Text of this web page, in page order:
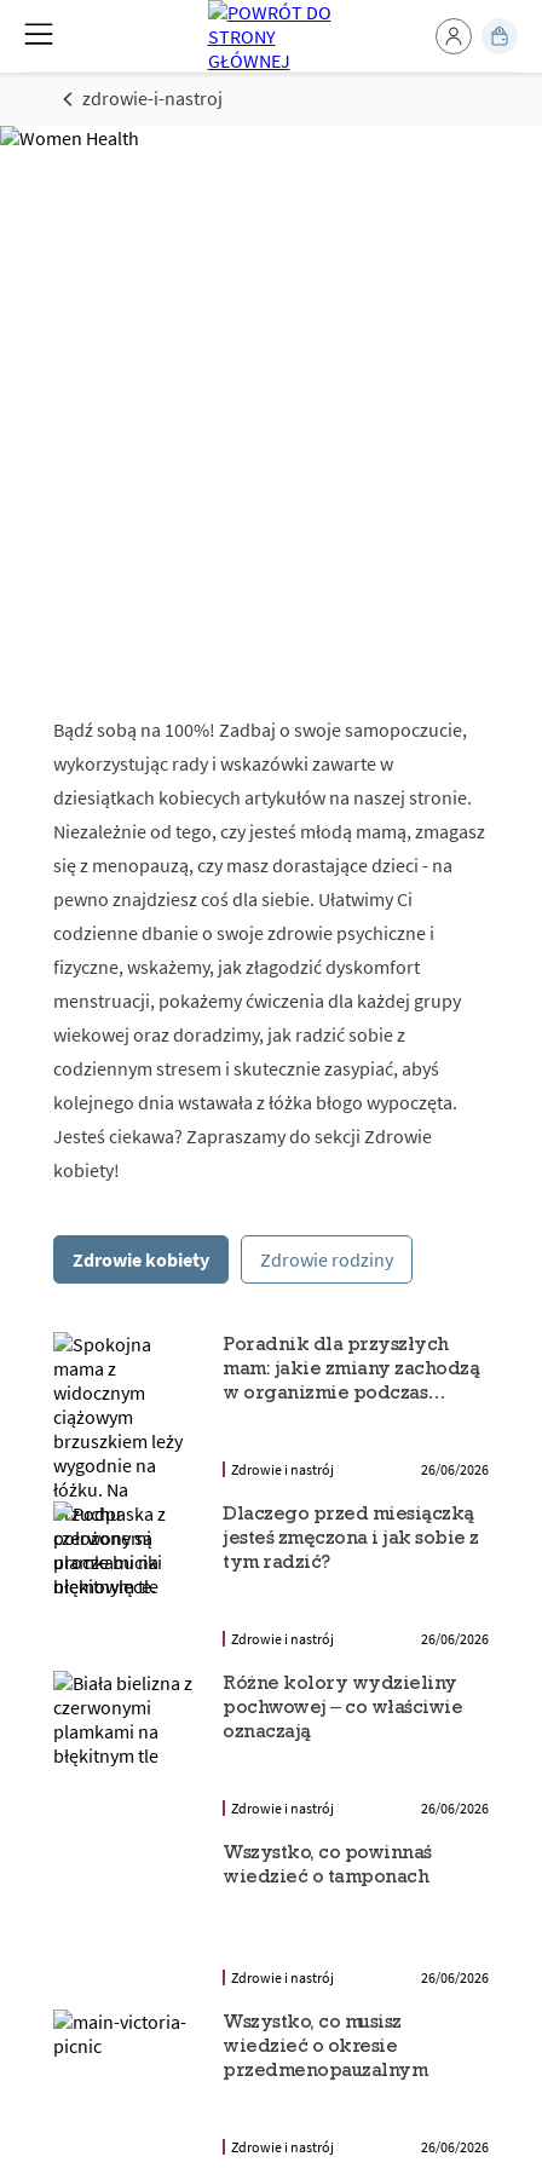
zdrowie-i-nastroj
Bądź sobą na 100%! Zadbaj o swoje samopoczucie,
wykorzystując rady i wskazówki zawarte w
dziesiątkach kobiecych artykułów na naszej stronie.
Niezależnie od tego, czy jesteś młodą mamą, zmagasz
się z menopauzą, czy masz dorastające dzieci - na
pewno znajdziesz coś dla siebie. Ułatwimy Ci
codzienne dbanie o swoje zdrowie psychiczne i
fizyczne, wskażemy, jak złagodzić dyskomfort
menstruacji, pokażemy ćwiczenia dla każdej grupy
wiekowej oraz doradzimy, jak radzić sobie z
codziennym stresem i skutecznie zasypiać, abyś
kolejnego dnia wstawała z łóżka błogo wypoczęta.
Jesteś ciekawa? Zapraszamy do sekcji Zdrowie
kobiety!
Zdrowie kobiety Zdrowie rodziny
Poradnik dla przyszłych
mam: jakie zmiany zachodzą
w organizmie podczas
Zdrowie i nastrój 26/06/2026
Dlaczego przed miesiączką
jesteś zmęczona i jak sobie z
tym radzić?
Zdrowie i nastrój 26/06/2026
Różne kolory wydzieliny
pochwowej – co właściwie
oznaczają
Zdrowie i nastrój 26/06/2026
Wszystko, co powinnaś
wiedzieć o tamponach
Zdrowie i nastrój 26/06/2026
Wszystko, co musisz
wiedzieć o okresie
przedmenopauzalnym
Zdrowie i nastrój 26/06/2026